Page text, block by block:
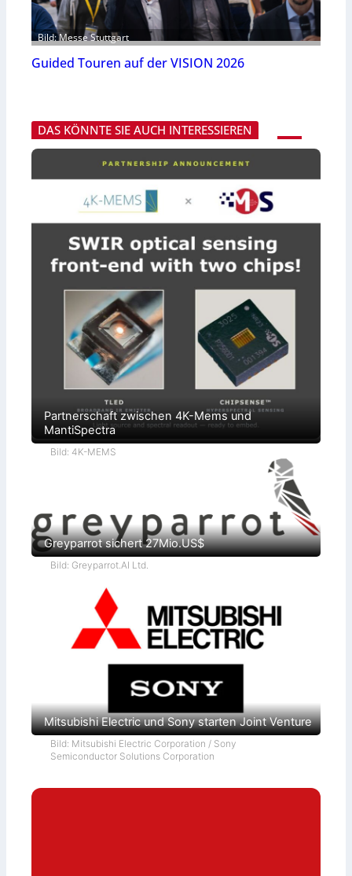
Bild: Messe Stuttgart
Guided Touren auf der VISION 2026
DAS KÖNNTE SIE AUCH INTERESSIEREN
Partnerschaft zwischen 4K-Mems und
MantiSpectra
Bild: 4K-MEMS
Greyparrot sichert 27Mio.US$
Bild: Greyparrot.AI Ltd.
Mitsubishi Electric und Sony starten Joint Venture
Bild: Mitsubishi Electric Corporation / Sony
Semiconductor Solutions Corporation